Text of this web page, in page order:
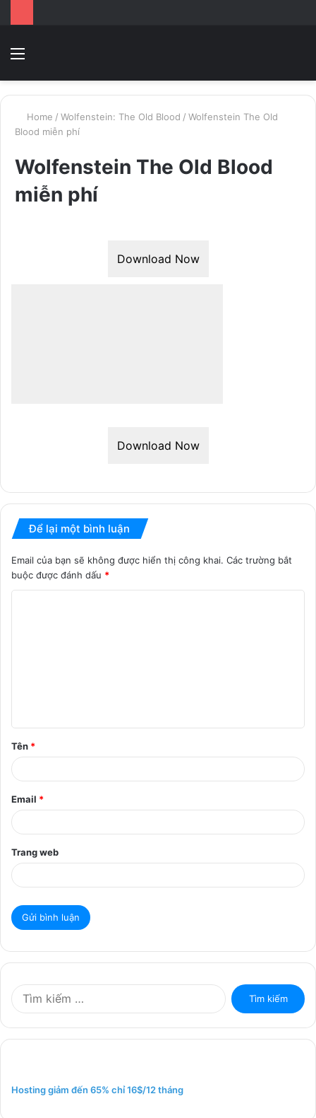
Home / Wolfenstein: The Old Blood / Wolfenstein The Old
Blood miễn phí
Wolfenstein The Old Blood
miễn phí
Download Now
Download Now
Để lại một bình luận
Email của bạn sẽ không được hiển thị công khai. Các trường bắt
buộc được đánh dấu *
ậ
n
*
Tên *
Email *
Trang web
k
Hosting giảm đến 65% chỉ 16$/12 tháng